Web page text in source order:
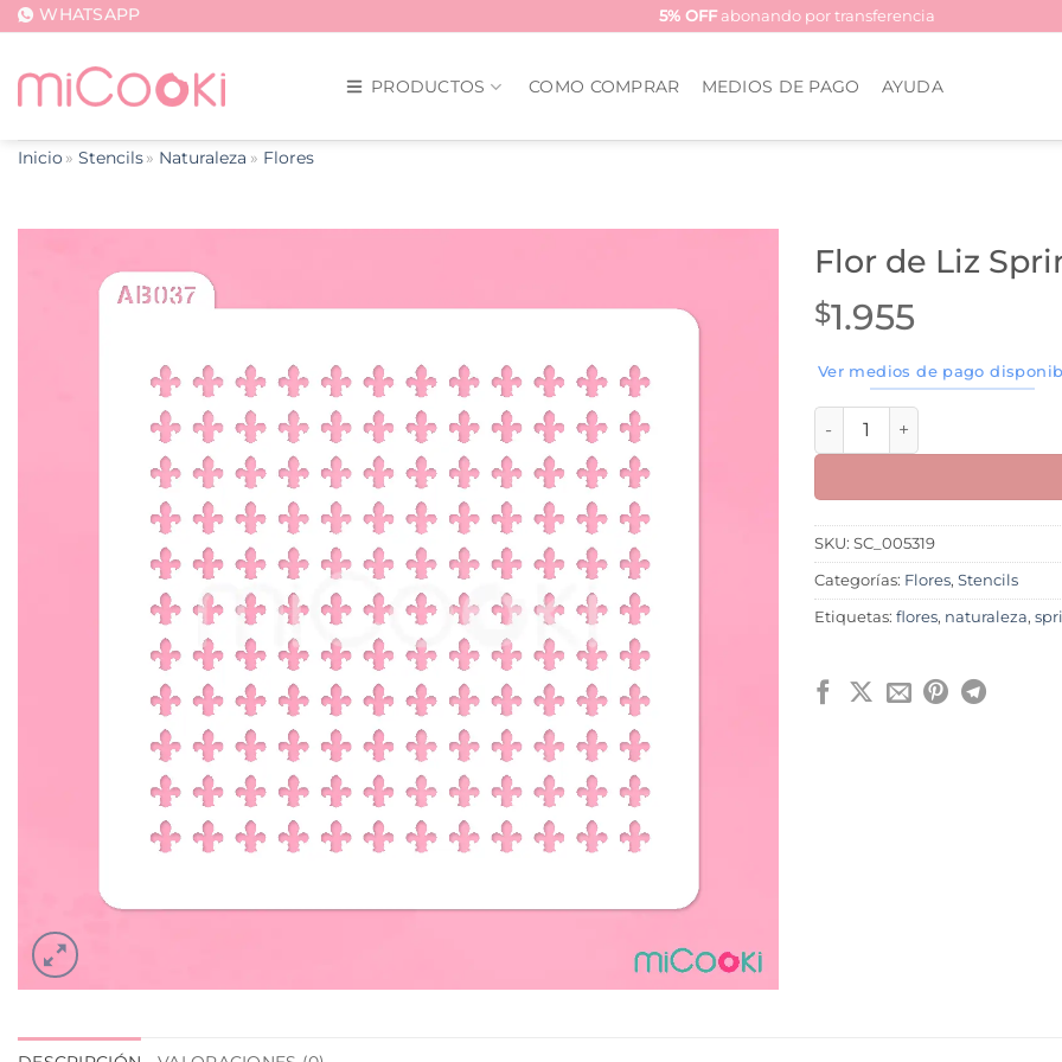
Saltar
contenido
WHATSAPP 5% OFFabonando por transferencia
PRODUCTOS COMO COMPRAR MEDIOS DE PAGO AYUDA
Inicio Stencils Naturaleza Flores
Flor de Liz
$1.955
Ver medios de pago
Flor de Liz Sprinkles -
SKU: SC_005319
Categorías: Flores, Stencils
Etiquetas: flores, naturaleza,